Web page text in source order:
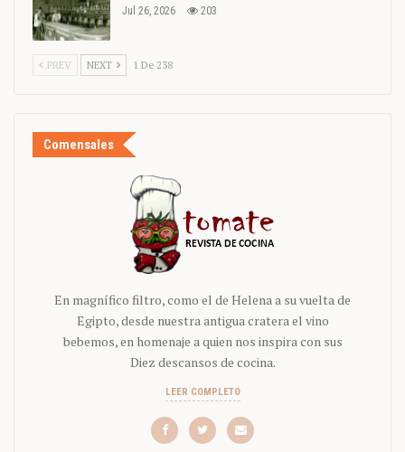
Jul 26, 2026 203
PREV NEXT 1 De 238
Comensales
En magnífico filtro, como el de Helena a su vuelta de
Egipto, desde nuestra antigua cratera el vino
bebemos, en homenaje a quien nos inspira con sus
Diez descansos de cocina.
LEER COMPLETO